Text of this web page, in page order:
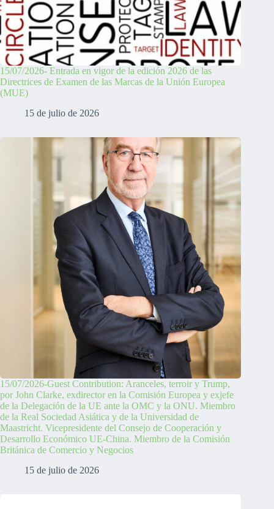
15/07/2026- Entrada en vigor de la edición 2026 de las
Directrices de Examen de las Marcas de la Unión Europea
(MUE)
15 de julio de 2026
15/07/2026-Guest Contribution: Aranceles, terroir y Trump,
por John Clarke, exdirector en la Comisión Europea y exjefe
de la Delegación de la UE ante la OMC y la ONU. Miembro
de la Real Sociedad Asiática y de la Universidad de
Maastricht. Vicepresidente del Consejo de Cooperación y
Desarrollo Económico UE-China. Miembro de la Comisión
Británica de Comercio y Negocios
15 de julio de 2026